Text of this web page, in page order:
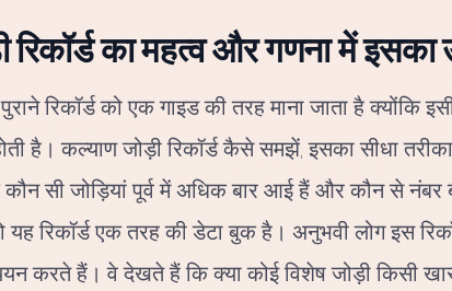
रिकॉर्ड का महत्व और गणना में इसका
रिकॉर्ड को एक गाइड की तरह माना जाता है क्योंकि
है। कल्याण जोड़ी रिकॉर्ड कैसे समझें, इसका सीधा
सी जोड़ियां पूर्व में अधिक बार आई हैं और कौन से
रिकॉर्ड एक तरह की डेटा बुक है। अनुभवी लोग इस
करते हैं। वे देखते हैं कि क्या कोई विशेष जोड़ी किसी